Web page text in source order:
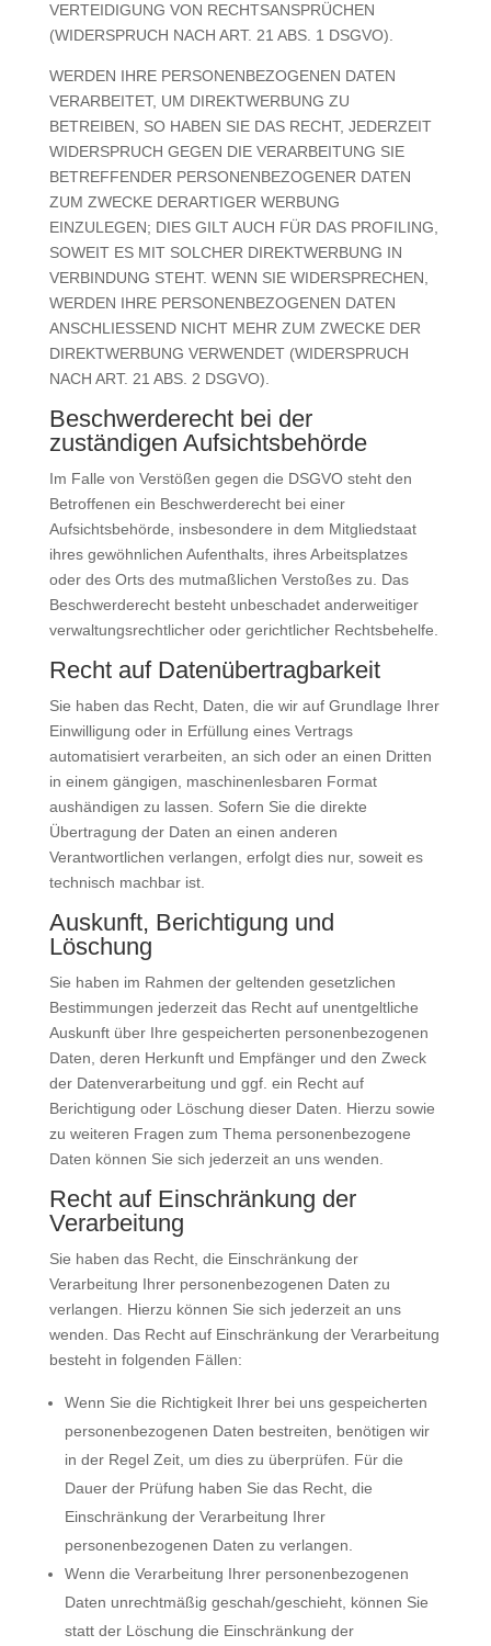
VERTEIDIGUNG VON RECHTSANSPRÜCHEN
(WIDERSPRUCH NACH ART. 21 ABS. 1 DSGVO).
WERDEN IHRE PERSONENBEZOGENEN DATEN
VERARBEITET, UM DIREKTWERBUNG ZU
BETREIBEN, SO HABEN SIE DAS RECHT, JEDERZEIT
WIDERSPRUCH GEGEN DIE VERARBEITUNG SIE
BETREFFENDER PERSONENBEZOGENER DATEN
ZUM ZWECKE DERARTIGER WERBUNG
EINZULEGEN; DIES GILT AUCH FÜR DAS PROFILING,
SOWEIT ES MIT SOLCHER DIREKTWERBUNG IN
VERBINDUNG STEHT. WENN SIE WIDERSPRECHEN,
WERDEN IHRE PERSONENBEZOGENEN DATEN
ANSCHLIESSEND NICHT MEHR ZUM ZWECKE DER
DIREKTWERBUNG VERWENDET (WIDERSPRUCH
NACH ART. 21 ABS. 2 DSGVO).
Beschwerde­recht bei der
zuständigen Aufsichts­behörde
Im Falle von Verstößen gegen die DSGVO steht den
Betroffenen ein Beschwerderecht bei einer
Aufsichtsbehörde, insbesondere in dem Mitgliedstaat
ihres gewöhnlichen Aufenthalts, ihres Arbeitsplatzes
oder des Orts des mutmaßlichen Verstoßes zu. Das
Beschwerderecht besteht unbeschadet anderweitiger
verwaltungsrechtlicher oder gerichtlicher Rechtsbehelfe.
Recht auf Daten­übertrag­barkeit
Sie haben das Recht, Daten, die wir auf Grundlage Ihrer
Einwilligung oder in Erfüllung eines Vertrags
automatisiert verarbeiten, an sich oder an einen Dritten
in einem gängigen, maschinenlesbaren Format
aushändigen zu lassen. Sofern Sie die direkte
Übertragung der Daten an einen anderen
Verantwortlichen verlangen, erfolgt dies nur, soweit es
technisch machbar ist.
Auskunft, Berichtigung und
Löschung
Sie haben im Rahmen der geltenden gesetzlichen
Bestimmungen jederzeit das Recht auf unentgeltliche
Auskunft über Ihre gespeicherten personenbezogenen
Daten, deren Herkunft und Empfänger und den Zweck
der Datenverarbeitung und ggf. ein Recht auf
Berichtigung oder Löschung dieser Daten. Hierzu sowie
zu weiteren Fragen zum Thema personenbezogene
Daten können Sie sich jederzeit an uns wenden.
Recht auf Einschränkung der
Verarbeitung
Sie haben das Recht, die Einschränkung der
Verarbeitung Ihrer personenbezogenen Daten zu
verlangen. Hierzu können Sie sich jederzeit an uns
wenden. Das Recht auf Einschränkung der Verarbeitung
besteht in folgenden Fällen:
Wenn Sie die Richtigkeit Ihrer bei uns gespeicherten
personenbezogenen Daten bestreiten, benötigen wir
in der Regel Zeit, um dies zu überprüfen. Für die
Dauer der Prüfung haben Sie das Recht, die
Einschränkung der Verarbeitung Ihrer
personenbezogenen Daten zu verlangen.
Wenn die Verarbeitung Ihrer personenbezogenen
Daten unrechtmäßig geschah/geschieht, können Sie
statt der Löschung die Einschränkung der